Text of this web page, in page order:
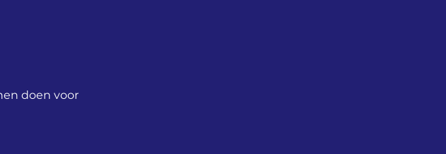
doen voor